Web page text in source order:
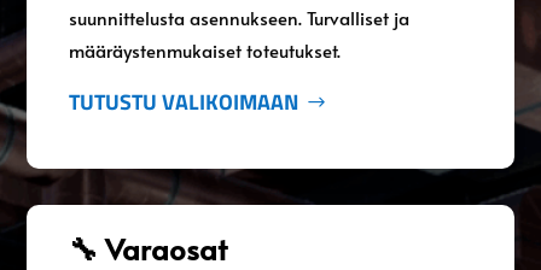
suunnittelusta asennukseen. Turvalliset ja
määräystenmukaiset toteutukset.
TUTUSTU VALIKOIMAAN
🔧 Varaosat